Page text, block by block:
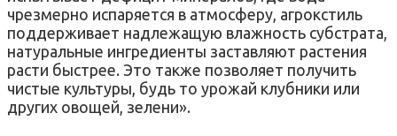
чрезмерно испаряется в атмосферу, агрокстиль
поддерживает надлежащую влажность субстрата,
натуральные ингредиенты заставляют растения
расти быстрее. Это также позволяет получить
чистые культуры, будь то урожай клубники или
других овощей, зелени».